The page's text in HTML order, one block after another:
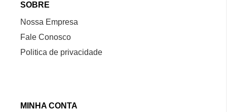
SOBRE
Nossa Empresa
Fale Conosco
Politica de privacidade
MINHA CONTA